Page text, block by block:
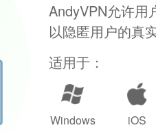
AndyVPN允许用
以隐匿用户的真
适用于：
Windows iOS